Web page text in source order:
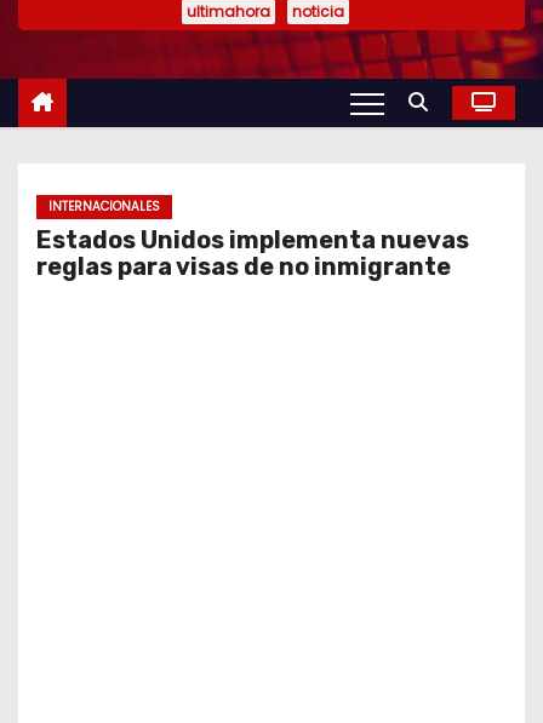
ultimahora
noticia
INTERNACIONALES
Estados Unidos implementa nuevas
reglas para visas de no inmigrante